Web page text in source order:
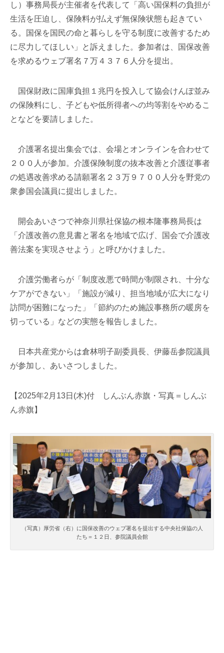
し）事務局長が主催者を代表して「高い国保料の負担が
生活を圧迫し、保険料が払えず無保険状態も起きてい
る。国保を国民の命と暮らしを守る制度に改善するため
に尽力してほしい」と訴えました。参加者は、国保改善
を求めるウェブ署名７万４３７６人分を提出。
国保財政に国庫負担１兆円を投入して協会けんぽ並み
の保険料にし、子どもや低所得者への均等割をやめるこ
となどを要請しました。
介護署名提出集会では、会場とオンラインを合わせて
２００人が参加。介護保険制度の抜本改善と介護従事者
の処遇改善求める請願署名２３万９７００人分を野党の
衆参国会議員に提出しました。
開会あいさつで神奈川県社保協の根本隆事務局長は
「介護改善の意見書と署名を地域で広げ、国会で介護改
善法案を実現させよう」と呼びかけました。
介護労働者らが「制度改悪で時間が制限され、十分な
ケアができない」「施設が減り、担当地域が広大になり
訪問が困難になった」「節約のため施設事務所の暖房を
切っている」などの実態を報告しました。
日本共産党からは倉林明子副委員長、伊藤岳参院議員
が参加し、あいさつしました。
【2025年2月13日(木)付 しんぶん赤旗・写真＝しんぶ
ん赤旗】
（写真）厚労省（右）に国保改善のウェブ署名を提出する中央社保協の人
たち＝１２日、参院議員会館